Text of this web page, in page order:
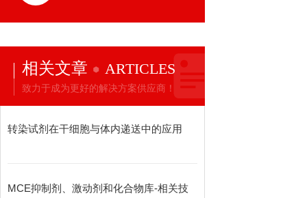
相关文章 ARTICLES
致力于成为更好的解决方案供应商！
转染试剂在干细胞与体内递送中的应用
MCE抑制剂、激动剂和化合物库-相关技